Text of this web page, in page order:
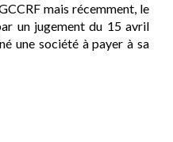
mais récemment, le
un jugement du 15 avril
une société à payer à sa